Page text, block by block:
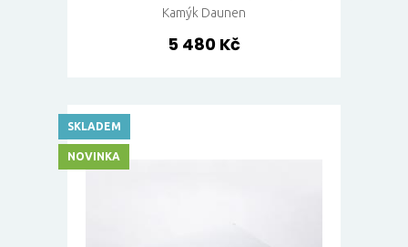
Kamýk Daunen
5 480 Kč
SKLADEM
NOVINKA